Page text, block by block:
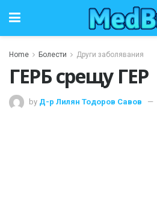
Home Болести Други заболявания
ГЕРБ срещу ГЕР
by Д-р Лилян Тодоров Савов